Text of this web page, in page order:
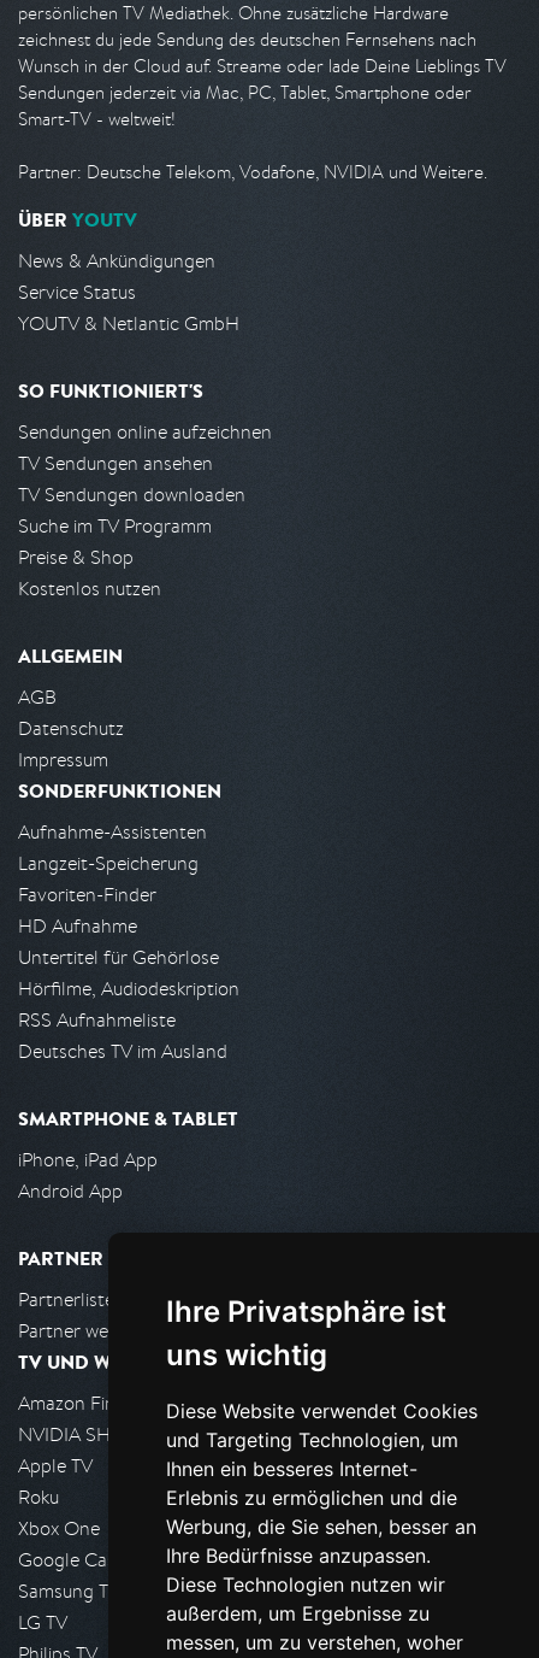
Ihre Privatsphäre ist
uns wichtig
Diese Website verwendet Cookies
und Targeting Technologien, um
Ihnen ein besseres Internet-
Erlebnis zu ermöglichen und die
Werbung, die Sie sehen, besser an
Ihre Bedürfnisse anzupassen.
Diese Technologien nutzen wir
außerdem, um Ergebnisse zu
messen, um zu verstehen, woher
persönlichen TV Mediathek. Ohne zusätzliche Hardware
zeichnest du jede Sendung des deutschen Fernsehens nach
Wunsch in der Cloud auf. Streame oder lade Deine Lieblings TV
Sendungen jederzeit via Mac, PC, Tablet, Smartphone oder
Smart-TV - weltweit!
Partner: Deutsche Telekom, Vodafone, NVIDIA und Weitere.
ÜBER YOUTV
News & Ankündigungen
Service Status
YOUTV & Netlantic GmbH
SO FUNKTIONIERT'S
Sendungen online aufzeichnen
TV Sendungen ansehen
TV Sendungen downloaden
Suche im TV Programm
Preise & Shop
Kostenlos nutzen
ALLGEMEIN
AGB
Datenschutz
Impressum
SONDERFUNKTIONEN
Aufnahme-Assistenten
Langzeit-Speicherung
Favoriten-Finder
HD Aufnahme
Untertitel für Gehörlose
Hörfilme, Audiodeskription
RSS Aufnahmeliste
Deutsches TV im Ausland
SMARTPHONE & TABLET
iPhone, iPad App
Android App
PARTNER
Partnerliste
Partner werden
TV UND WOHNZIMMER
Amazon FireTV
NVIDIA SHIELD, Google TV
Apple TV
Roku
Xbox One
Google Cast
Samsung TV
LG TV